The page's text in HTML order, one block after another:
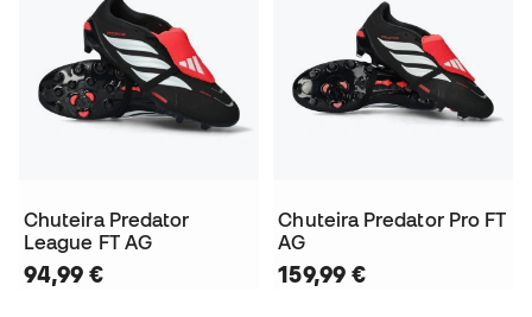
Chuteira Predator
League FT AG
94,99 €
Chuteira Predator Pro FT
AG
159,99 €